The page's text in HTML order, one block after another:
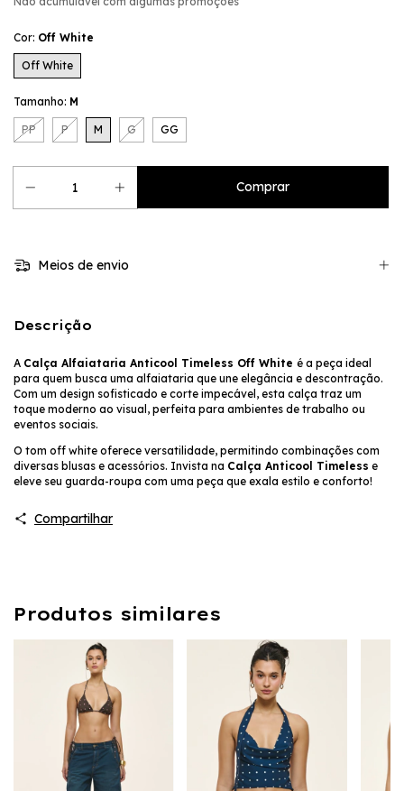
Cor: Off White
Off White
Tamanho: M
PP P M G GG
Meios de envio
Descrição
A Calça Alfaiataria Anticool Timeless Off White é a peça ideal
para quem busca uma alfaiataria que une elegância e descontração.
Com um design sofisticado e corte impecável, esta calça traz um
toque moderno ao visual, perfeita para ambientes de trabalho ou
eventos sociais.
O tom off white oferece versatilidade, permitindo combinações com
diversas blusas e acessórios. Invista na Calça Anticool Timeless e
eleve seu guarda-roupa com uma peça que exala estilo e conforto!
Compartilhar
Produtos similares